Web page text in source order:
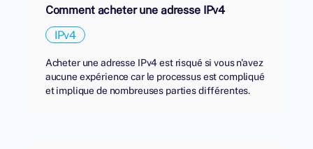
Comment acheter une adresse IPv4
IPv4
Acheter une adresse IPv4 est risqué si vous n'avez
aucune expérience car le processus est compliqué
et implique de nombreuses parties différentes.